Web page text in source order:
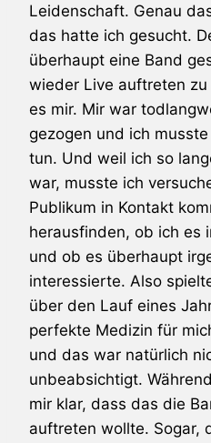
Leidenschaft. Genau
das hatte ich gesucht.
überhaupt eine Band
wieder Live auftreten zu
es mir. Mir war
gezogen und ich
tun. Und weil ich so
war, musste ich
Publikum in Kontakt
herausfinden, ob ich es
und ob es überhaupt
interessierte. Also
über den Lauf eines
perfekte Medizin für
und das war natürlich
unbeabsichtigt.
mir klar, dass das die
auftreten wollte. Sogar,